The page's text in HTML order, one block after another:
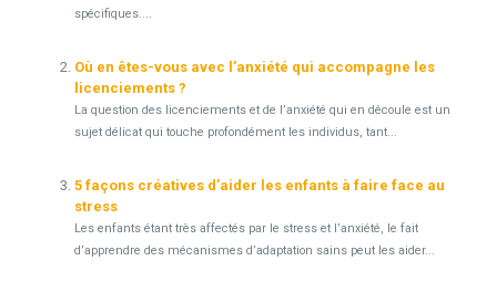
spécifiques....
Où en êtes-vous avec l’anxiété qui accompagne les
licenciements ?
La question des licenciements et de l’anxiété qui en découle est un
sujet délicat qui touche profondément les individus, tant...
5 façons créatives d’aider les enfants à faire face au
stress
Les enfants étant très affectés par le stress et l’anxiété, le fait
d’apprendre des mécanismes d’adaptation sains peut les aider...